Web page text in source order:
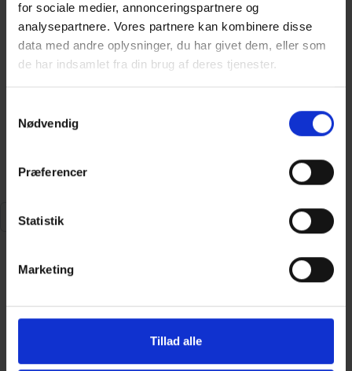
for sociale medier, annonceringspartnere og
analysepartnere. Vores partnere kan kombinere disse
data med andre oplysninger, du har givet dem, eller som
de har indsamlet fra din brug af deres tjenester.
Nødvendig
Præferencer
Statistik
Marketing
Tillad alle
Desuden er der mulighed for bredbånd/internet.
Cookie Deklaration
TV og Streaming
Bland Selv
YouSee Play
Mobil